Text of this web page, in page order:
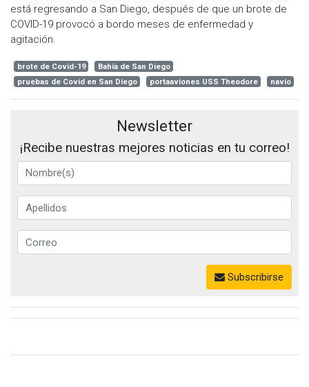
está regresando a San Diego, después de que un brote de
COVID-19 provocó a bordo meses de enfermedad y
agitación.
brote de Covid-19
Bahía de San Diego
pruebas de Covid en San Diego
portaaviones USS Theodore navío
Newsletter
¡Recibe nuestras mejores noticias en tu correo!
Subscribirse